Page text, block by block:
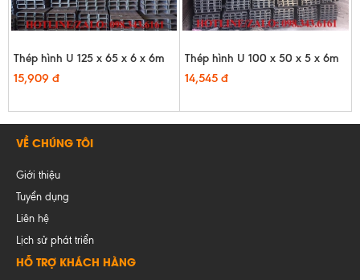
Thép hình U 125 x 65 x 6 x 6m
15,909 đ
Thép hình U 100 x 50 x 5 x 6m
14,545 đ
VỀ CHÚNG TÔI
Giới thiệu
Tuyển dụng
Liên hệ
Lịch sử phát triển
HỖ TRỢ KHÁCH HÀNG